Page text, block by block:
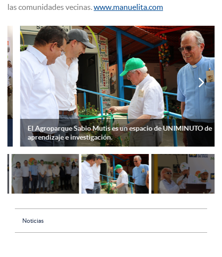
las comunidades vecinas.www.manuelita.com
El Agroparque Sabio Mutis es un espacio de UNIMINUTO de
aprendizaje e investigación.

Noticias